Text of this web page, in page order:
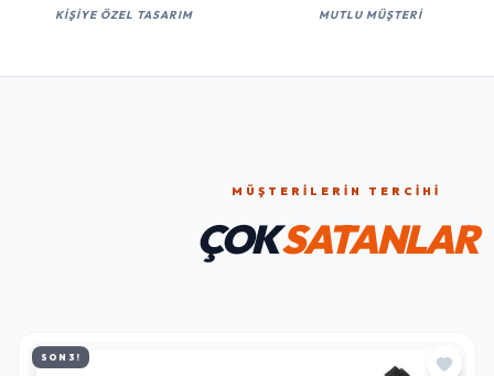
KIŞIYE ÖZEL TASARIM MUTLU MÜŞTERI
MÜŞTERILERIN TERCIHI
ÇOKSATANLAR
SON 3!